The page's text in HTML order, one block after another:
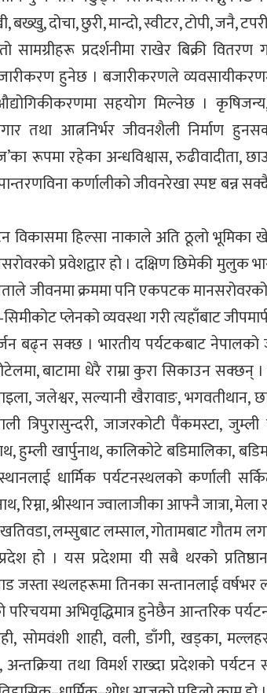
बख्खु, दोचा, छुरी, मान्दो, स्वीटर, टोपी, जनै,
सामग्रीहरू प्रदर्शनीमा राखेर बिक्री
हुनेछ । बजारीकरणले
औद्योगिकीकरणमा सहयोग मिल्नेछ ।
तथा आत्ननिर्भर जीवनशैली निर्माण
रूपमा रहेका अन्धविश्वास, रुढीवादीता,
कर्णालीको जीवनरेखा स्पष्ट बन्न
विकासमा हिल्सा नाकाले अति ठूलो भूमिका
प्रवेशद्वार हो । दक्षिण छिमेकी मुलुक
जीवनमा क्रममा पनि एकपटक
प्लेनको व्यवस्था गरी त्यहाँबाट
बढ्न सक्छ । भारतीय पर्यटकबाट
बाटामा धेरै राम्रा कुरा सिकाउन सक्छन्
जलेश्वर, सल्यानी खैरावाङ, भगवतीथान,
त्रिपुरासुन्दरी, जाजरकोटी पैंकमस्टा,
हुम्ली खार्पुनाथ, कालिकोटे बडिमालिका,
धार्मिक पर्यटनस्थलको कर्णाली
रिम्ना, श्रीस्थान ज्वालाजीका आफ्नै जात्रा,
लम्सुबाट लम्साल, गोतामबाट गौतम
हो । यस प्रदेशमा यी सबै थरको
जस्ता स्थलहरूमा तिनका सन्तानलाई वर्षभर
परिचयमा अभिवृद्धिमात्र हुनेछैन आन्तरिक
सोमवंशी शाही, वली, डाँगी, खड्का,
तथा विमर्श राख्दा प्रदेशको पर्यटन